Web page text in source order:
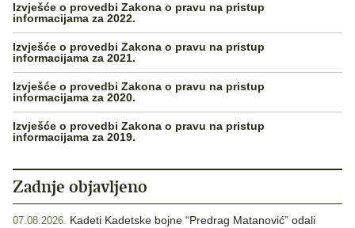
Izvješće o provedbi Zakona o pravu na pristup
informacijama za 2022.
Izvješće o provedbi Zakona o pravu na pristup
informacijama za 2021.
Izvješće o provedbi Zakona o pravu na pristup
informacijama za 2020.
Izvješće o provedbi Zakona o pravu na pristup
informacijama za 2019.
Zadnje objavljeno
07.08.2026. Kadeti Kadetske bojne “Predrag Matanović” odali